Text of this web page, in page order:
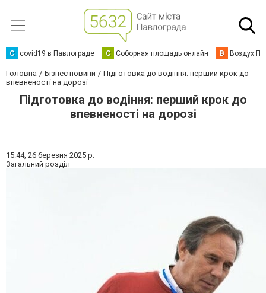
C covid19 в Павлограде С Соборная площадь онлайн В Воздух
Головна Бізнес новини
Підготовка до водіння: перший крок до
впевненості на дорозі
Підготовка до водіння: перший крок до
впевненості на дорозі
15:44, 26 березня 2025 р.
Загальний розділ